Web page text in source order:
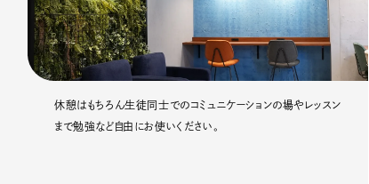
休憩はもちろん生徒同士でのコミュニケーションの場やレッスン
まで勉強など自由にお使いください。